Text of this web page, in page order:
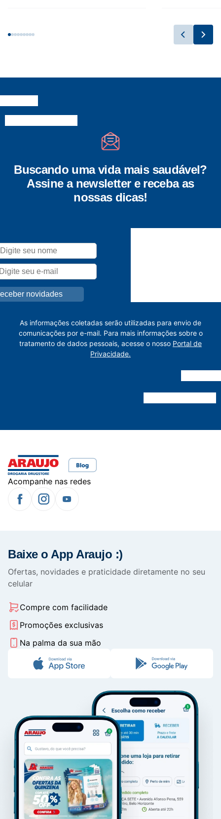
Buscando uma vida mais saudável?
Assine a newsletter e receba as
nossas dicas!
As informações coletadas serão utilizadas para envio de
comunicações por e-mail. Para mais informações sobre o
tratamento de dados pessoais, acesse o nosso Portal de
Privacidade.
Acompanhe nas redes
Baixe o App Araujo :)
Ofertas, novidades e praticidade diretamente no seu
celular
Compre com facilidade
Promoções exclusivas
Na palma da sua mão